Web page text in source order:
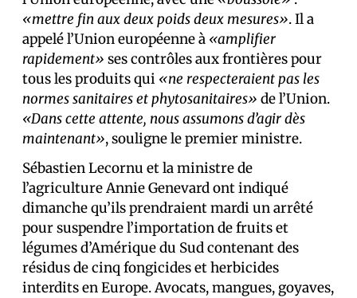
«mettre fin aux deux poids deux mesures». Il a
appelé l’Union européenne à «amplifier
rapidement» ses contrôles aux frontières pour
tous les produits qui «ne respecteraient pas les
normes sanitaires et phytosanitaires» de l’Union.
«Dans cette attente, nous assumons d’agir dès
maintenant», souligne le premier ministre.
Sébastien Lecornu et la ministre de
l’agriculture Annie Genevard ont indiqué
dimanche qu’ils prendraient mardi un arrêté
pour suspendre l’importation de fruits et
légumes d’Amérique du Sud contenant des
résidus de cinq fongicides et herbicides
interdits en Europe. Avocats, mangues, goyaves,